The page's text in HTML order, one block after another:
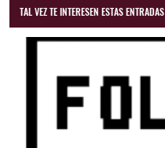
TAL VEZ TE INTERESEN ESTAS ENTRADAS